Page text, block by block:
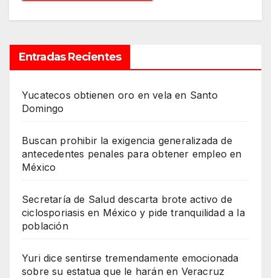
Entradas Recientes
Yucatecos obtienen oro en vela en Santo
Domingo
Buscan prohibir la exigencia generalizada de
antecedentes penales para obtener empleo en
México
Secretaría de Salud descarta brote activo de
ciclosporiasis en México y pide tranquilidad a la
población
Yuri dice sentirse tremendamente emocionada
sobre su estatua que le harán en Veracruz